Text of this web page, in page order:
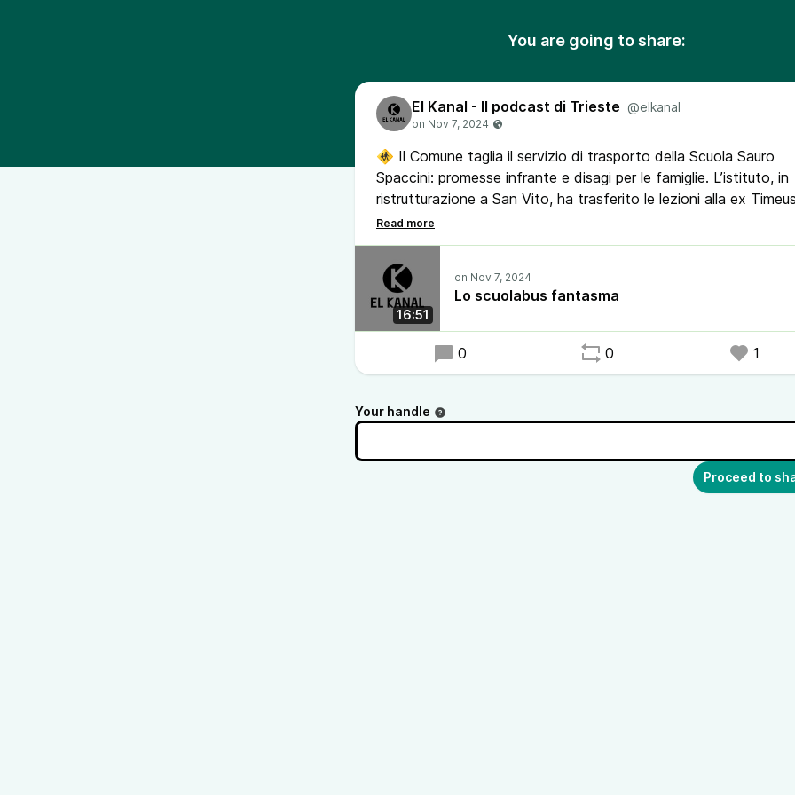
You are going to share:
El Kanal - Il podcast di Trieste @elkanal
🚸 Il Comune taglia il servizio di trasporto della Scuola Sauro
Spaccini: promesse infrante e disagi per le famiglie. L’istituto, in
ristrutturazione a San Vito, ha trasferito le lezioni alla ex
San Giacomo, e il trasporto per i bambini era stato garantito...
a ora
🚌 Ma il Comune ha tagliato la corsa del giovedì pomeriggio
motivazioni inconsistenti. È forse solo il primo passo per
del tutto il servizio?
16:51
Lo scuolabus fantasma
0 0 1
Your handle
Proceed to